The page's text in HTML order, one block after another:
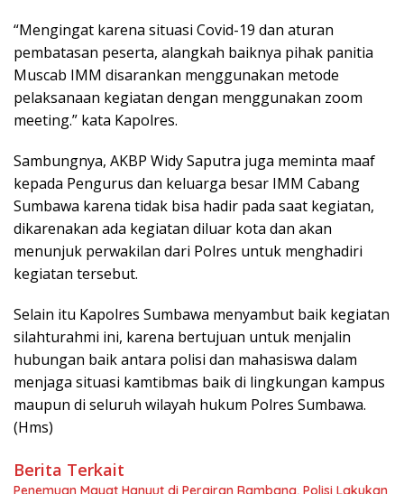
“Mengingat karena situasi Covid-19 dan aturan
pembatasan peserta, alangkah baiknya pihak panitia
Muscab IMM disarankan menggunakan metode
pelaksanaan kegiatan dengan menggunakan zoom
meeting.” kata Kapolres.
Sambungnya, AKBP Widy Saputra juga meminta maaf
kepada Pengurus dan keluarga besar IMM Cabang
Sumbawa karena tidak bisa hadir pada saat kegiatan,
dikarenakan ada kegiatan diluar kota dan akan
menunjuk perwakilan dari Polres untuk menghadiri
kegiatan tersebut.
Selain itu Kapolres Sumbawa menyambut baik kegiatan
silahturahmi ini, karena bertujuan untuk menjalin
hubungan baik antara polisi dan mahasiswa dalam
menjaga situasi kamtibmas baik di lingkungan kampus
maupun di seluruh wilayah hukum Polres Sumbawa.
(Hms)
Berita Terkait
Penemuan Mayat Hanyut di Perairan Rambang, Polisi Lakukan